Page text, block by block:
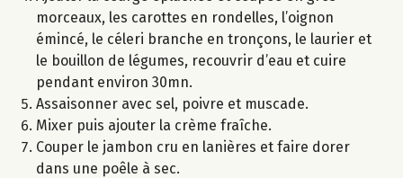
morceaux, les carottes en rondelles, l’oignon
émincé, le céleri branche en tronçons, le laurier et
le bouillon de légumes, recouvrir d’eau et cuire
pendant environ 30mn.
Assaisonner avec sel, poivre et muscade.
Mixer puis ajouter la crème fraîche.
Couper le jambon cru en lanières et faire dorer
dans une poêle à sec.